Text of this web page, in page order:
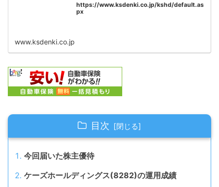
https://www.ksdenki.co.jp/kshd/default.as
px
www.ksdenki.co.jp
目次
今回届いた株主優待
ケーズホールディングス(8282)の運用成績